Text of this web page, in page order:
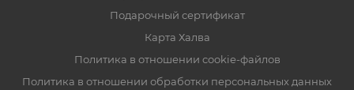
Подарочный сертификат
Карта Халва
Политика в отношении cookie-файлов
Политика в отношении обработки персональных данных